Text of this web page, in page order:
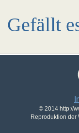
Gefällt
© 2014 http://
Reproduktion der